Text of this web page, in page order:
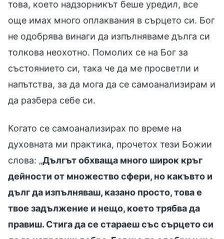
това, което надзорникът беше уредил, все
още имах много оплаквания в сърцето си. Бог
не одобрява винаги да изпълняваме дълга си
толкова неохотно. Помолих се на Бог за
състоянието си, така че да ме просветли и
напътства, за да мога да се самоанализирам и
да разбера себе си.
Когато се самоанализирах по време на
духовната ми практика, прочетох тези Божии
слова: „Дългът обхваща много широк кръг
дейности от множество сфери, но какъвто и
дълг да изпълняваш, казано просто, това е
твое задължение и нещо, което трябва да
правиш. Стига да се стараеш със сърцето си